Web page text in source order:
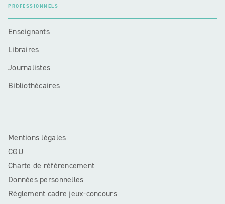
PROFESSIONNELS
Enseignants
Libraires
Journalistes
Bibliothécaires
Mentions légales
CGU
Charte de référencement
Données personnelles
Règlement cadre jeux-concours